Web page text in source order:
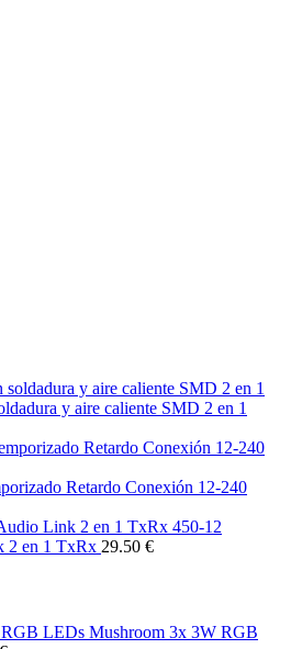
y aire caliente SMD 2 en 1
Retardo Conexión 12-240
450-12
2 en 1 TxRx 29.50 €
Mushroom 3x 3W RGB